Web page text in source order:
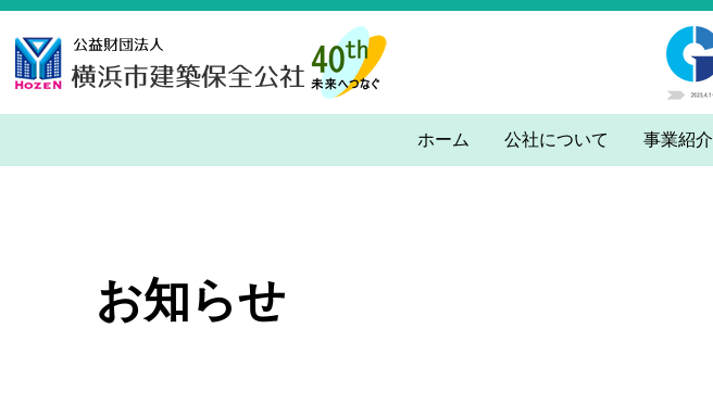
Skip
the
ホーム 公社について 事業紹介
お知らせ